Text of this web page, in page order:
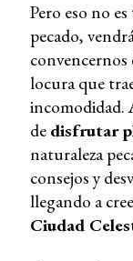
Pero eso no
pecado,
convencernos
locura que
incomodidad.
de disfrutar
naturaleza
consejos y
llegando a
Ciudad